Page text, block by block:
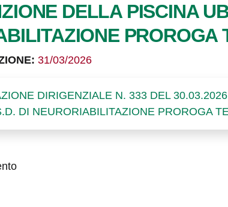
DELLA PISCINA
PROROGA
31/03/2026
DIRIGENZIALE N. 333 DEL
DI NEURORIABILITAZIONE PROROGA